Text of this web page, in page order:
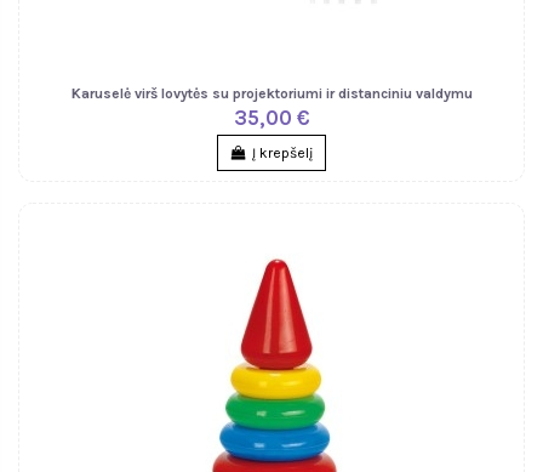
Karuselė virš lovytės su projektoriumi ir distanciniu valdymu
35,00 €
Į krepšelį